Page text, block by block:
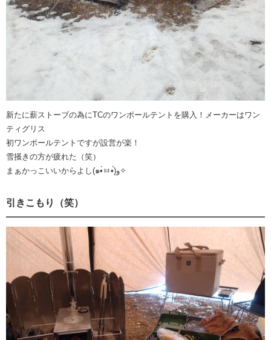
新たに薪ストーブの為にTCのワンポールテントを購入！メーカーはワン
ティグリス
初ワンポールテントですが設営が楽！
雪掻きの方が疲れた（笑）
まぁかっこいいからよし(๑•̀ㅂ•́)و✧
引きこもり（笑）